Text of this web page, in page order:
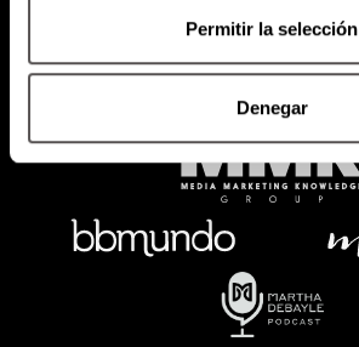
Permitir la selección
Denegar